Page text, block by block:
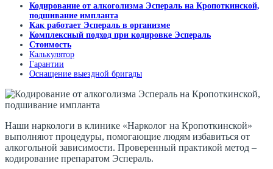
Кодирование от алкоголизма Эспераль на Кропоткинской,
подшивание импланта
Как работает Эспераль в организме
Комплексный подход при кодировке Эспераль
Стоимость
Калькулятор
Гарантии
Оснащение выездной бригады
Наши наркологи в клинике «Нарколог на Кропоткинской»
выполняют процедуры, помогающие людям избавиться от
алкогольной зависимости. Проверенный практикой метод –
кодирование препаратом Эспераль.